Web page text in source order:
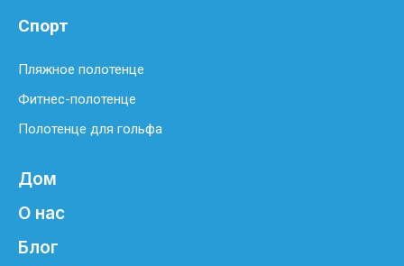
Спорт
Пляжное полотенце
Фитнес-полотенце
Полотенце для гольфа
Дом
О нас
Блог